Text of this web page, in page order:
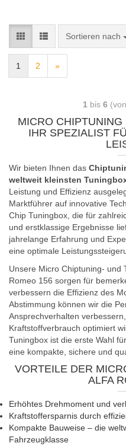
Sortieren nach
1 2 »
1 bis 6
MICRO
IHR SPEZIALIST
Wir bieten Ihnen das
weltweit kleinsten
Leistung und Effizienz
Marktführer auf innovative
Chip Tuningbox, die für
und erstklassige Ergebnisse
jahrelange Erfahrung und
eine optimale
Unsere Micro Chiptuning- und
Romeo 156 sorgen für
verbessern die Effizienz des
Abstimmung können wir die
Ansprechverhalten
Kraftstoffverbrauch optimiert
Tuningbox ist die erste Wahl
eine kompakte, sichere und
VORTEILE DER
ALFA
Erhöhtes Drehmoment und
Kraftstoffersparnis durch
Kompakte Bauweise – die
Fahrzeugklasse